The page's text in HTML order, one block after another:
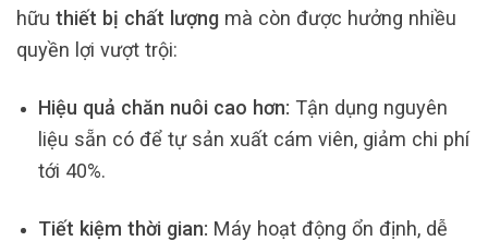
hữu thiết bị chất lượng mà còn được hưởng nhiều
quyền lợi vượt trội:
Hiệu quả chăn nuôi cao hơn: Tận dụng nguyên
liệu sẵn có để tự sản xuất cám viên, giảm chi phí
tới 40%.
Tiết kiệm thời gian: Máy hoạt động ổn định, dễ